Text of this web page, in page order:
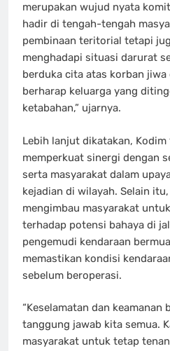
merupakan wujud nyata
hadir di tengah-tengah
pembinaan teritorial tetapi
menghadapi situasi darurat
berduka cita atas korban
berharap keluarga yang
ketabahan,” ujarnya.
Lebih lanjut dikatakan,
memperkuat sinergi dengan
serta masyarakat dalam
kejadian di wilayah. Selain
mengimbau masyarakat
terhadap potensi bahaya di
pengemudi kendaraan
memastikan kondisi
sebelum beroperasi.
“Keselamatan dan keamanan
tanggung jawab kita semua.
masyarakat untuk tetap